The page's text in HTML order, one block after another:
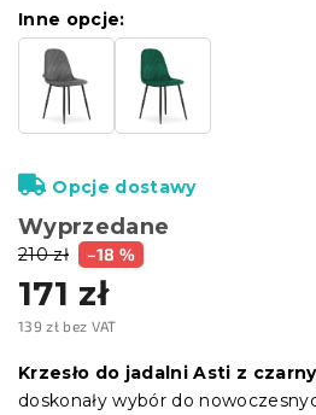
210 zł –18 %
171 zł
139 zł bez VAT
jednostkowa:
Wyprzedane
Inne opcje:
Opcje dostawy
Krzesło do jadalni Asti z
doskonały wybór do